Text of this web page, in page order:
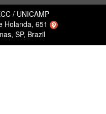
/ UNICAMP
Holanda, 651
SP, Brazil